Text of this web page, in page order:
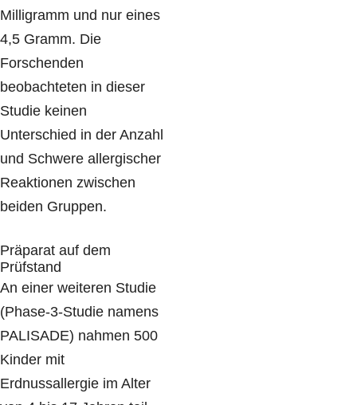
Milligramm und nur eines
4,5 Gramm. Die
Forschenden
beobachteten in dieser
Studie keinen
Unterschied in der Anzahl
und Schwere allergischer
Reaktionen zwischen
beiden Gruppen.
Präparat auf dem
Prüfstand
An einer weiteren Studie
(Phase-3-Studie namens
PALISADE) nahmen 500
Kinder mit
Erdnussallergie im Alter